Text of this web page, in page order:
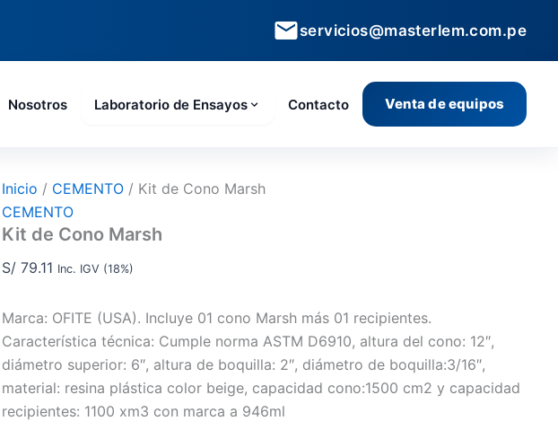
servicios@masterlem.com.pe
Nosotros Laboratorio de Ensayos Contacto Venta de equipos
Inicio / CEMENTO / Kit de Cono Marsh
CEMENTO
Kit de Cono Marsh
S/ 79.11 Inc. IGV (18%)
Marca: OFITE (USA). Incluye 01 cono Marsh más 01 recipientes.
Característica técnica: Cumple norma ASTM D6910, altura del cono: 12″,
diámetro superior: 6″, altura de boquilla: 2″, diámetro de boquilla:3/16″,
material: resina plástica color beige, capacidad cono:1500 cm2 y capacidad
recipientes: 1100 xm3 con marca a 946ml
Marsh